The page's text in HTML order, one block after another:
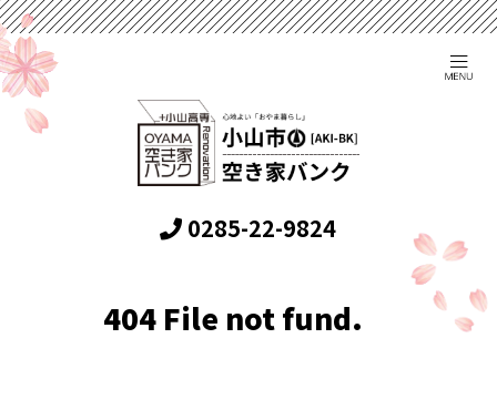
0285-22-9824
404 File not fund.